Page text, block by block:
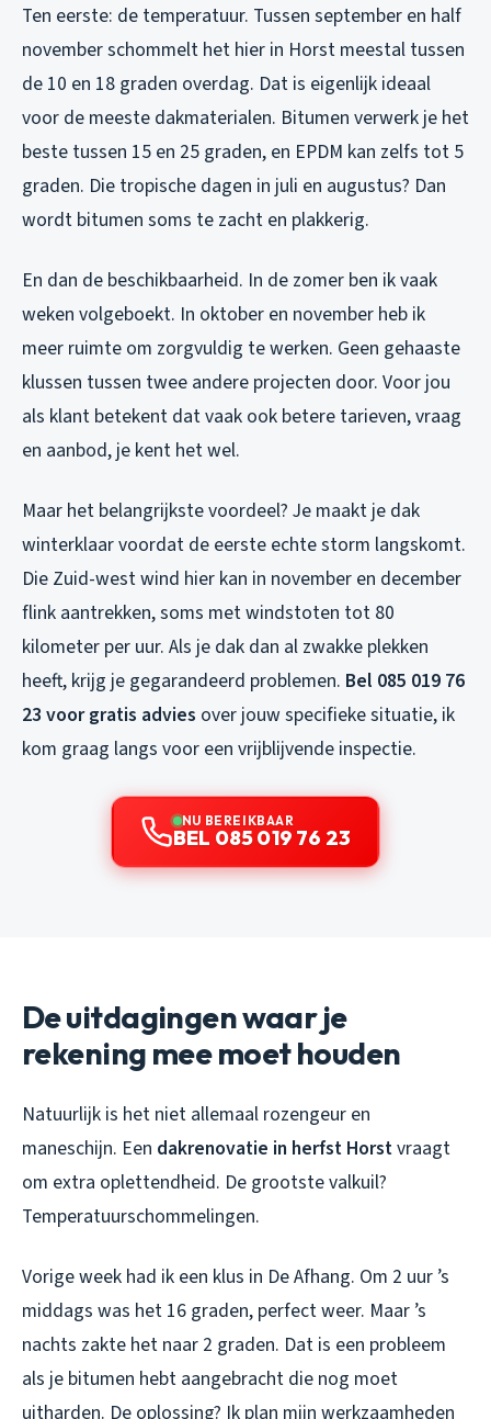
Ten eerste: de temperatuur. Tussen september en half
november schommelt het hier in Horst meestal tussen
de 10 en 18 graden overdag. Dat is eigenlijk ideaal
voor de meeste dakmaterialen. Bitumen verwerk je het
beste tussen 15 en 25 graden, en EPDM kan zelfs tot 5
graden. Die tropische dagen in juli en augustus? Dan
wordt bitumen soms te zacht en plakkerig.
En dan de beschikbaarheid. In de zomer ben ik vaak
weken volgeboekt. In oktober en november heb ik
meer ruimte om zorgvuldig te werken. Geen gehaaste
klussen tussen twee andere projecten door. Voor jou
als klant betekent dat vaak ook betere tarieven, vraag
en aanbod, je kent het wel.
Maar het belangrijkste voordeel? Je maakt je dak
winterklaar voordat de eerste echte storm langskomt.
Die Zuid-west wind hier kan in november en december
flink aantrekken, soms met windstoten tot 80
kilometer per uur. Als je dak dan al zwakke plekken
heeft, krijg je gegarandeerd problemen. Bel 085 019 76
23 voor gratis advies over jouw specifieke situatie, ik
kom graag langs voor een vrijblijvende inspectie.
NU BEREIKBAAR
BEL 085 019 76 23
De uitdagingen waar je
rekening mee moet houden
Natuurlijk is het niet allemaal rozengeur en
maneschijn. Een dakrenovatie in herfst Horstvraagt
om extra oplettendheid. De grootste valkuil?
Temperatuurschommelingen.
Vorige week had ik een klus in De Afhang. Om 2 uur ’s
middags was het 16 graden, perfect weer. Maar ’s
nachts zakte het naar 2 graden. Dat is een probleem
als je bitumen hebt aangebracht die nog moet
uitharden. De oplossing? Ik plan mijn werkzaamheden